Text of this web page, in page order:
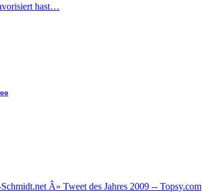
hast…
Â» Tweet des Jahres 2009 -- Topsy.com